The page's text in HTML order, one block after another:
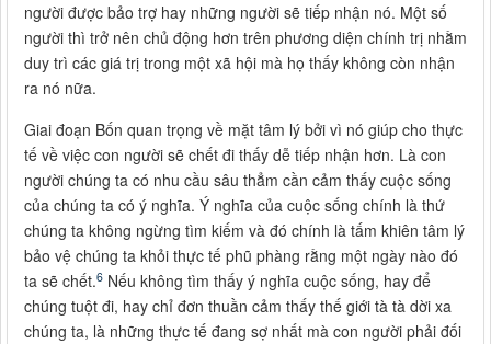
người được bảo trợ hay những người sẽ tiếp nhận nó. Một số
người thì trở nên chủ động hơn trên phương diện chính trị nhằm
duy trì các giá trị trong một xã hội mà họ thấy không còn nhận
ra nó nữa.
Giai đoạn Bốn quan trọng về mặt tâm lý bởi vì nó giúp cho thực
tế về việc con người sẽ chết đi thấy dễ tiếp nhận hơn. Là con
người chúng ta có nhu cầu sâu thẳm cần cảm thấy cuộc sống
của chúng ta có ý nghĩa. Ý nghĩa của cuộc sống chính là thứ
chúng ta không ngừng tìm kiếm và đó chính là tấm khiên tâm lý
bảo vệ chúng ta khỏi thực tế phũ phàng rằng một ngày nào đó
ta sẽ chết.6 Nếu không tìm thấy ý nghĩa cuộc sống, hay để
chúng tuột đi, hay chỉ đơn thuần cảm thấy thế giới tà tà dời xa
chúng ta, là những thực tế đang sợ nhất mà con người phải đối